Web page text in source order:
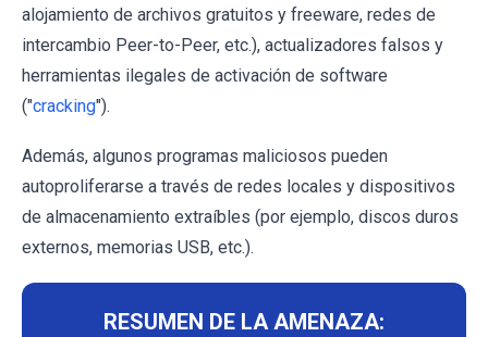
alojamiento de archivos gratuitos y freeware, redes de
intercambio Peer-to-Peer, etc.), actualizadores falsos y
herramientas ilegales de activación de software
("cracking").
Además, algunos programas maliciosos pueden
autoproliferarse a través de redes locales y dispositivos
de almacenamiento extraíbles (por ejemplo, discos duros
externos, memorias USB, etc.).
RESUMEN DE LA AMENAZA: